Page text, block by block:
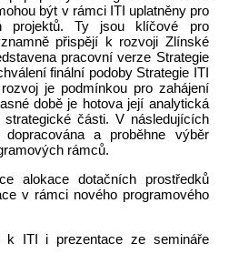
být v rámci ITI uplatněny pro
projektů. Ty jsou klíčové pro
přispějí k rozvoji Zlínské
pracovní verze Strategie
finální podoby Strategie ITI
je podmínkou pro zahájení
době je hotova její analytická
části. V následujících
a proběhne výběr
rámců.
alokace dotačních prostředků
v rámci nového programového
k ITI i prezentace ze semináře